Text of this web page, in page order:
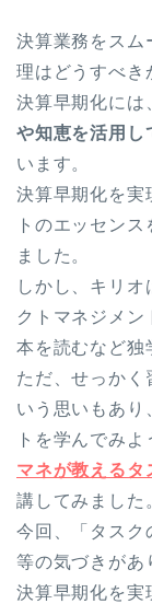
決算業務をスム
理はどうすべき
決算早期化には
や知恵を活用し
います。
決算早期化を実
トのエッセン
ました。
しかし、キリ
クトマネジメン
本を読むなど独
ただ、せっかく
いう思いもあり
トを学んでみよ
マネが教えるタ
講してみました
今回、「タスク
等の気づきがあ
決算早期化を実